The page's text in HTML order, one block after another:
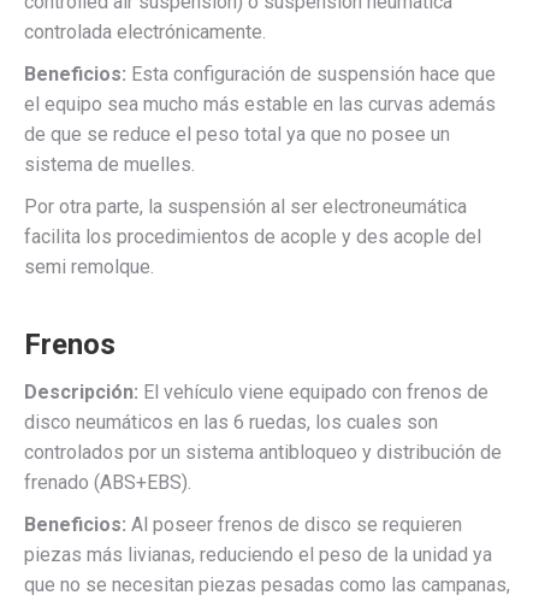
controlada electrónicamente.
Beneficios: Esta configuración de suspensión hace que
el equipo sea mucho más estable en las curvas además
de que se reduce el peso total ya que no posee un
sistema de muelles.
Por otra parte, la suspensión al ser electroneumática
facilita los procedimientos de acople y des acople del
semi remolque.
Frenos
Descripción: El vehículo viene equipado con frenos de
disco neumáticos en las 6 ruedas, los cuales son
controlados por un sistema antibloqueo y distribución de
frenado (ABS+EBS).
Beneficios: Al poseer frenos de disco se requieren
piezas más livianas, reduciendo el peso de la unidad ya
que no se necesitan piezas pesadas como las campanas,